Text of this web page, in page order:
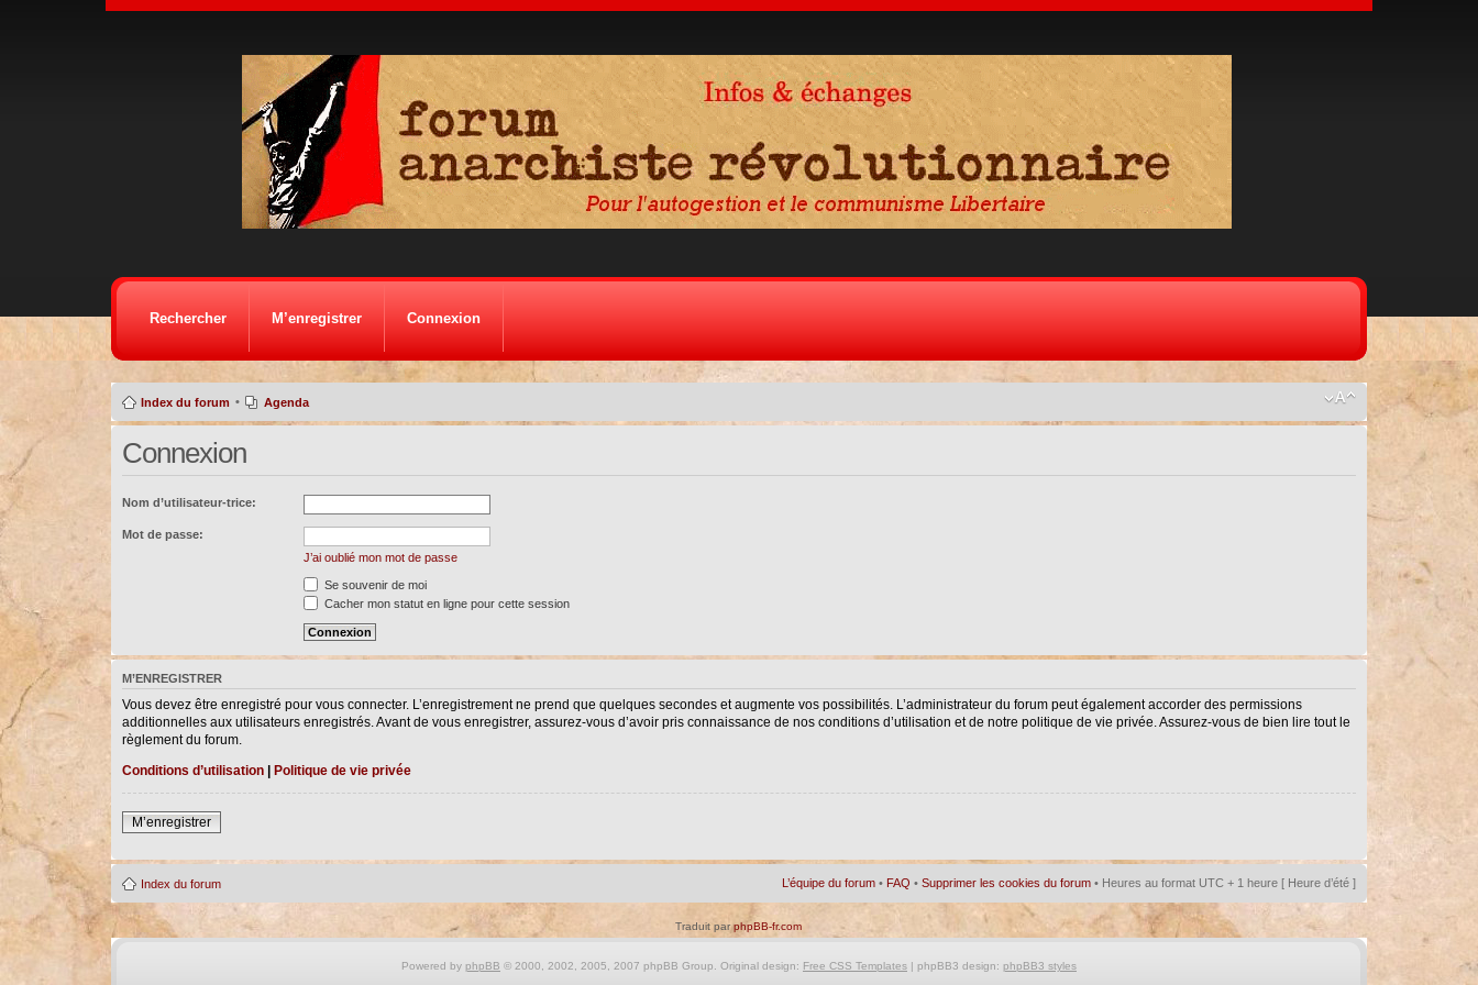
Rechercher M’enregistrer Connexion
Index du forum • Agenda
Connexion
Nom d’utilisateur-trice:
Mot de passe:
J’ai oublié mon mot de passe
Se souvenir de moi
Cacher mon statut en ligne pour cette session
M’ENREGISTRER
Vous devez être enregistré pour vous connecter. L’enregistrement ne prend que quelques secondes et augmente vos possibilités. L’administrateur du forum peut également accorder des permissions
additionnelles aux utilisateurs enregistrés. Avant de vous enregistrer, assurez-vous d’avoir pris connaissance de nos conditions d’utilisation et de notre politique de vie privée. Assurez-vous de bien lire tout le
règlement du forum.
Conditions d’utilisation| Politique de vie privée
M’enregistrer
Index du forum L’équipe du forum • FAQ •Supprimer les cookies du forum • Heures au format UTC + 1 heure [ Heure d’été ]
Traduit parphpBB-fr.com
Powered by phpBB © 2000, 2002, 2005, 2007 phpBB Group. Original design: Free CSS Templates| phpBB3 design: phpBB3 styles